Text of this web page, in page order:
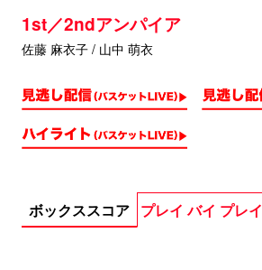
1st／2ndアンパイア
佐藤 麻衣子 / 山中 萌衣
ボックススコア プレイ バイ プレイ